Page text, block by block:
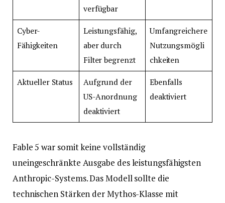
verfügbar
Cyber-
Fähigkeiten
Leistungsfähig,
aber durch
Filter begrenzt
Umfangreichere
Nutzungsmögli
chkeiten
Aktueller Status
Aufgrund der
US-Anordnung
deaktiviert
Ebenfalls
deaktiviert
Fable 5 war somit keine vollständig
uneingeschränkte Ausgabe des leistungsfähigsten
Anthropic-Systems. Das Modell sollte die
technischen Stärken der Mythos-Klasse mit